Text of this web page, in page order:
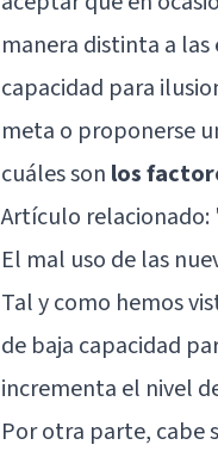
manera distinta a
capacidad para
meta o proponerse
cuáles son los
Artículo relacionado:
El mal uso de las
Tal y como hemos
de baja capacidad
incrementa el nivel
Por otra parte, cabe